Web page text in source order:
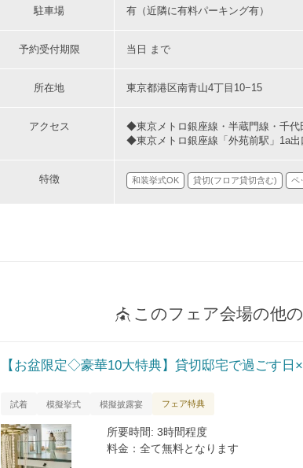
駐車場 有（近隣に有料パーキング有）
予約受付期限 当日 まで
所在地 東京都港区南青山4丁目10−15
アクセス
◆東京メトロ銀座線・半蔵門線・千代
◆東京メトロ銀座線「外苑前駅」1a出
特徴 和装挙式OK 貸切(フロア貸切含む) ペ
このフェア会場の他
【お盆限定◇豪華10大特典】貸切邸宅で過ごす日
試着 模擬挙式 模擬披露宴 フェア特典
所要時間: 3時間程度
料金：全て無料となります